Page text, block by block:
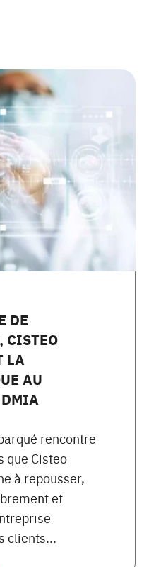
DE
CISTEO
LA
AU
DMIA
rencontre
que Cisteo
à repousser,
et
clients...